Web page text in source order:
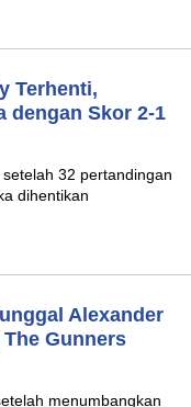
Terhenti,
dengan Skor 2-1
32 pertandingan
dihentikan
Alexander
Gunners
menumbangkan